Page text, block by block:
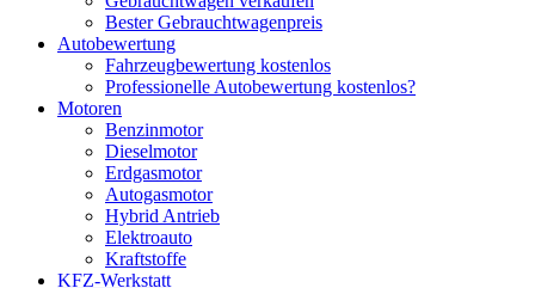
Bester Gebrauchtwagenpreis
Autobewertung
Fahrzeugbewertung kostenlos
Professionelle Autobewertung kostenlos?
Motoren
Benzinmotor
Dieselmotor
Erdgasmotor
Autogasmotor
Hybrid Antrieb
Elektroauto
Kraftstoffe
KFZ-Werkstatt